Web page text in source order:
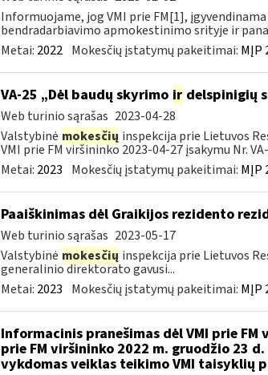
Informuojame, jog VMI prie FM[1],
bendradarbiavimo apmokestinimo srityje ir
Metai: 2022 Mokesčių įstatymų pakeitimai: MĮP
VA-25 „Dėl baudų skyrimo irdelspinigių
Web turinio sąrašas 2023-04-28
Valstybinė mokesčių inspekcija prie Lietuvos
VMI prie FM viršininko 2023-04-27 įsakymu Nr.
Metai: 2023 Mokesčių įstatymų pakeitimai: MĮP
Paaiškinimas dėl Graikijos rezidento
Web turinio sąrašas 2023-05-17
Valstybinė mokesčių inspekcija prie Lietuvos
generalinio direktorato gavusi...
Metai: 2023 Mokesčių įstatymų pakeitimai: MĮP
Informacinis pranešimas dėl VMI prie FM
prie FM viršininko 2022 m. gruodžio 23
vykdomas veiklas teikimo VMI taisyklių